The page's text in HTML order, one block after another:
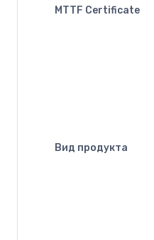
MTTF Certificate
Вид продукта